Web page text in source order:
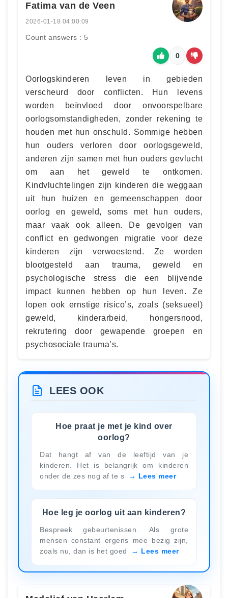
Fatima van de Veen
2026-01-18 04:00:09
Count answers : 5
0
Oorlogskinderen leven in gebieden
verscheurd door conflicten. Hun levens
worden beïnvloed door onvoorspelbare
oorlogsomstandigheden, zonder rekening te
houden met hun onschuld. Sommige hebben
hun ouders verloren door oorlogsgeweld,
anderen zijn samen met hun ouders gevlucht
om aan het geweld te ontkomen.
Kindvluchtelingen zijn kinderen die weggaan
uit hun huizen en gemeenschappen door
oorlog en geweld, soms met hun ouders,
maar vaak ook alleen. De gevolgen van
conflict en gedwongen migratie voor deze
kinderen zijn verwoestend. Ze worden
blootgesteld aan trauma, geweld en
psychologische stress die een blijvende
impact kunnen hebben op hun leven. Ze
lopen ook ernstige risico’s, zoals (seksueel)
geweld, kinderarbeid, hongersnood,
rekrutering door gewapende groepen en
psychosociale trauma’s.
LEES OOK
Hoe praat je met je kind over
oorlog?
Dat hangt af van de leeftijd van je
kinderen. Het is belangrijk om kinderen
onder de zes nog af te s
Lees meer
Hoe leg je oorlog uit aan kinderen?
Bespreek gebeurtenissen. Als grote
mensen constant ergens mee bezig zijn,
zoals nu, dan is het goed
Lees meer